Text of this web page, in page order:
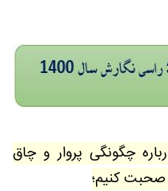
چگونگی پروار و چاق
صحبت کنیم؛